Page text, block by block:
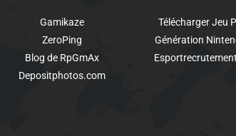
Gamikaze
ZeroPing
Blog de RpGmAx
Depositphotos.com
Télécharger Jeu
Génération